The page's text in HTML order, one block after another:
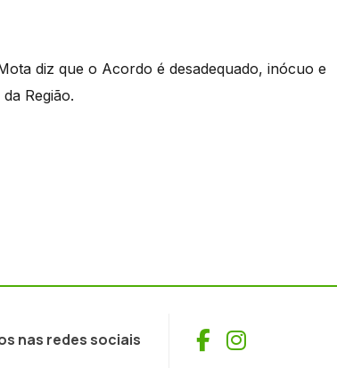
diz que o Acordo é desadequado, inócuo e
Região.
nas redes sociais Facebook
Instagram